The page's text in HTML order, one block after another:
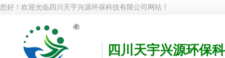
您好！欢迎光临四川天宇兴源环保科技有限公司网站！
四川天宇兴源环保